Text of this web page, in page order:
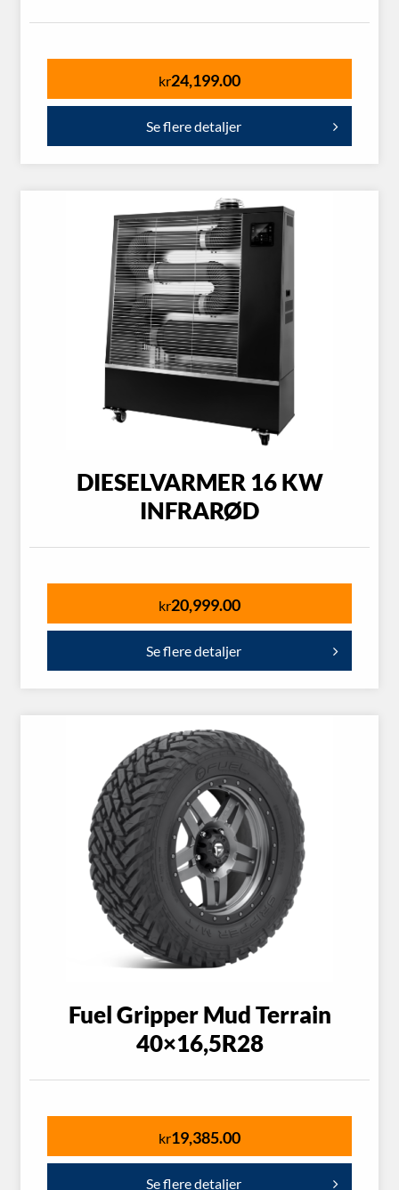
kr24,199.00
Se flere detaljer
DIESELVARMER 16 KW
INFRARØD
kr20,999.00
Se flere detaljer
Fuel Gripper Mud Terrain
40×16,5R28
kr19,385.00
Se flere detaljer